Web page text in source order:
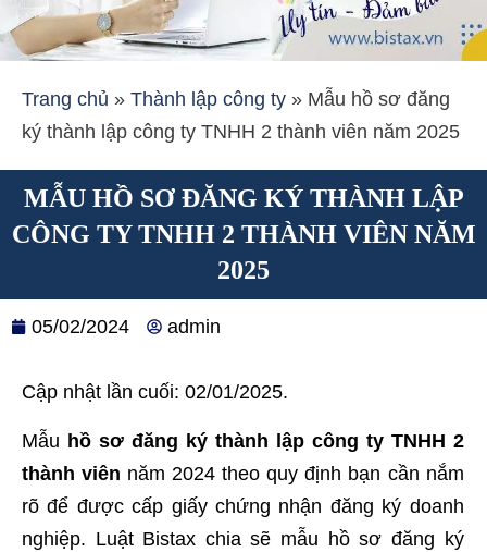
Trang chủ » Thành lập công ty » Mẫu hồ sơ đăng
ký thành lập công ty TNHH 2 thành viên năm 2025
MẪU HỒ SƠ ĐĂNG KÝ THÀNH LẬP
CÔNG TY TNHH 2 THÀNH VIÊN NĂM
2025
05/02/2024 admin
Cập nhật lần cuối: 02/01/2025.
Mẫu hồ sơ đăng ký thành lập công ty TNHH 2
thành viên năm 2024 theo quy định bạn cần nắm
rõ để được cấp giấy chứng nhận đăng ký doanh
nghiệp. Luật Bistax chia sẽ mẫu hồ sơ đăng ký